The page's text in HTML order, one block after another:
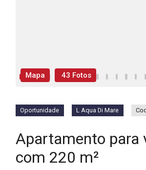
Mapa 43 Fotos
Oportunidade L Aqua Di Mare
Apartamento para
com 220 m²